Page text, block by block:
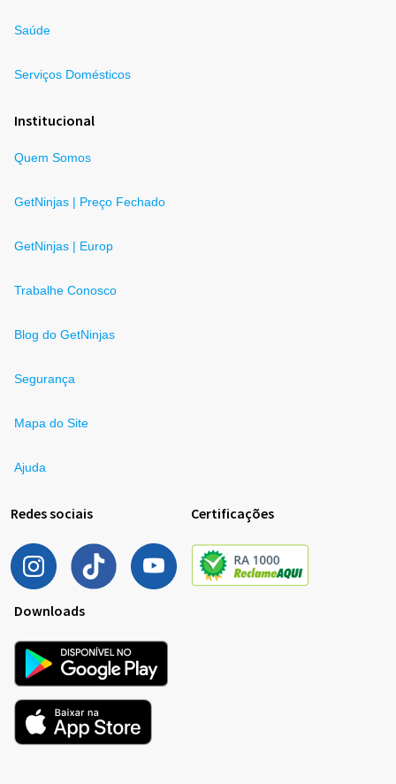
Saúde
Serviços Domésticos
Institucional
Quem Somos
GetNinjas | Preço Fechado
GetNinjas | Europ
Trabalhe Conosco
Blog do GetNinjas
Segurança
Mapa do Site
Ajuda
Redes sociais Certificações
Downloads